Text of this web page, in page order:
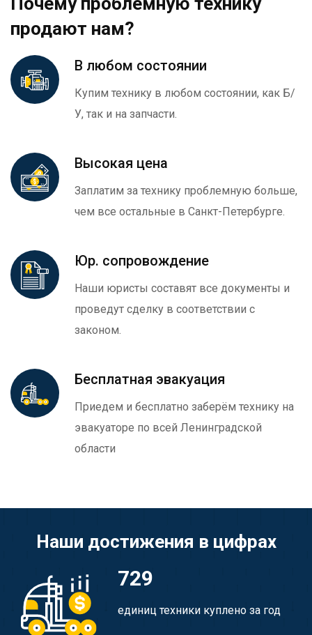
продают нам?
В любом состоянии
Купим технику в любом состоянии, как Б/
У, так и на запчасти.
Высокая цена
Заплатим за технику проблемную больше,
чем все остальные в Санкт-Петербурге.
Юр. сопровождение
Наши юристы составят все документы и
проведут сделку в соответствии с
законом.
Бесплатная эвакуация
Приедем и бесплатно заберём технику на
эвакуаторе по всей Ленинградской
области
Наши достижения в цифрах
729
единиц техники куплено за год